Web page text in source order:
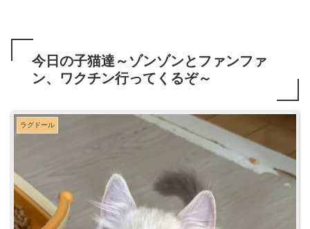
今日の子猫達～ゾンゾンとファンファ
ン、ワクチン行ってくるぞ～
ラグドール